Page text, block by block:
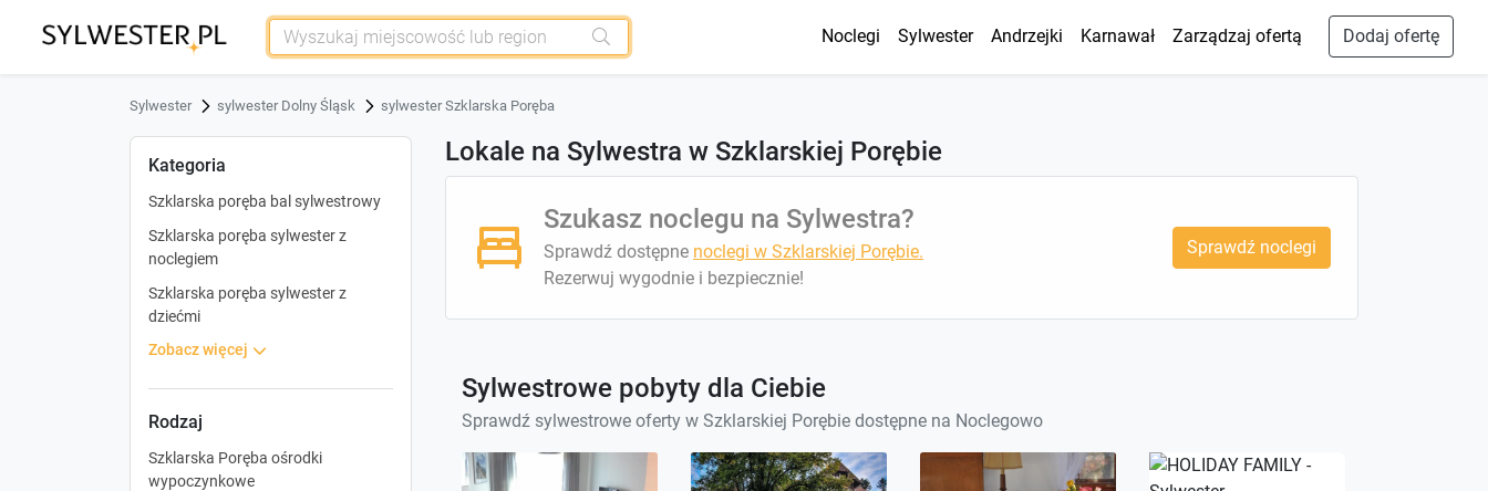
Noclegi Sylwester Andrzejki Karnawał Zarządzaj ofertą Dodaj ofertę
Sylwester sylwester Dolny Śląsk sylwester Szklarska Poręba
Kategoria
Szklarska poręba bal sylwestrowy
Szklarska poręba sylwester z
noclegiem
Szklarska poręba sylwester z
dziećmi
zobacz więcej
Rodzaj
Szklarska Poręba ośrodki
wypoczynkowe
Lokale na Sylwestra w Szklarskiej Porębie
Szukasz noclegu na Sylwestra?
Sprawdź dostępne noclegi w Szklarskiej Porębie.
Rezerwuj wygodnie i bezpiecznie!
Sprawdź noclegi
Sylwestrowe pobyty dla Ciebie
Sprawdź sylwestrowe oferty w Szklarskiej Porębie dostępne na Noclegowo